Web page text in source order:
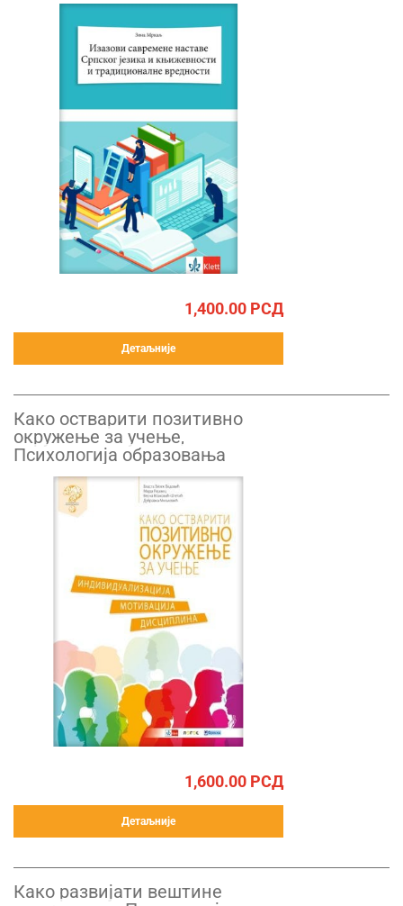
1,400.00 РСД
Детаљније
Како остварити позитивно
окружење за учење,
Психологија образовања
1,600.00 РСД
Детаљније
Како развијати вештине